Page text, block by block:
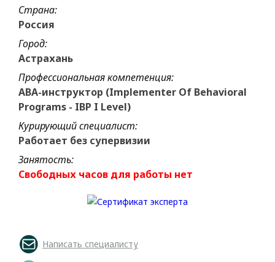
Страна:
Россия
Город:
Астрахань
Профессиональная компетенция:
ABA-инструктор (Implementer Of Behavioral
Programs - IBP I Level)
Курирующий специалист:
Работает без супервизии
Занятость:
Свободных часов для работы нет
Написать специалисту